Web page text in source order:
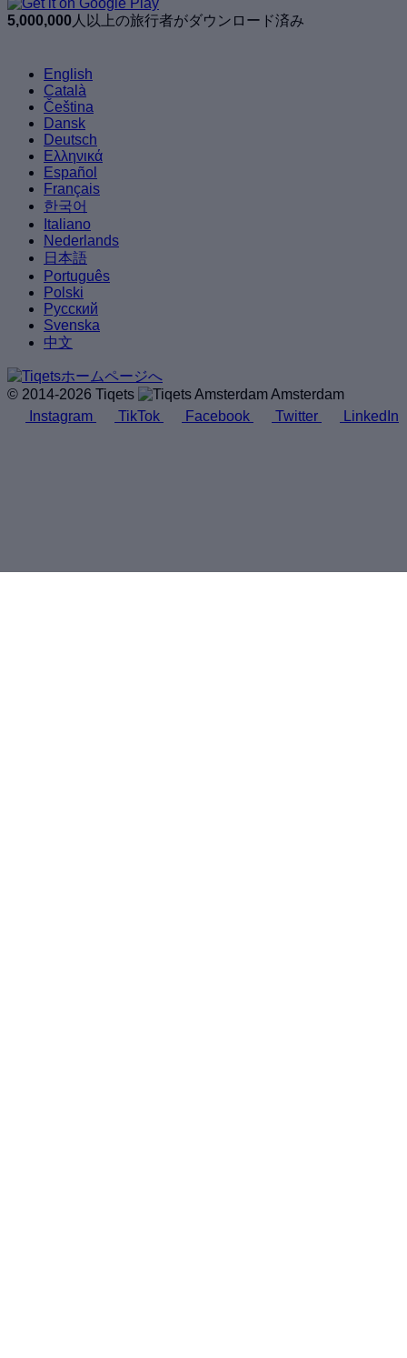
5,000,000 人以上の旅行者がダウンロード済み
English
Català
Čeština
Dansk
Deutsch
Ελληνικά
Español
Français
한국어
Italiano
Nederlands
日本語
Português
Polski
Русский
Svenska
中文
© 2014-2026 Tiqets
Amsterdam
Instagram
TikTok Facebook Twitter LinkedIn